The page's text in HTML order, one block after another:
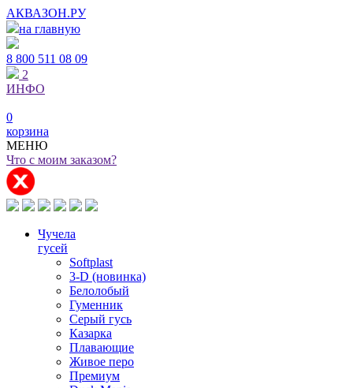
АКВАЗОН.РУ
на главную
8 800 511 08 09
2
ИНФО
0
корзина
МЕНЮ
Что с моим заказом?
Чучела
гусей
Softplast
3-D (новинка)
Белолобый
Гуменник
Серый гусь
Казарка
Плавающие
Живое перо
Премиум